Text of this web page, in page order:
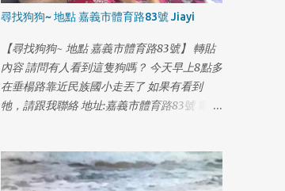
1
尋找狗狗~ 地點 嘉義市體育路83號 Jiayi
【尋找狗狗~ 地點 嘉義市體育路83號】 轉貼
內容 請問有人看到這隻狗嗎？ 今天早上8點多
在垂楊路靠近民族國小走丟了 如果有看到
牠，請跟我聯絡 地址:嘉義市體育路83號 電